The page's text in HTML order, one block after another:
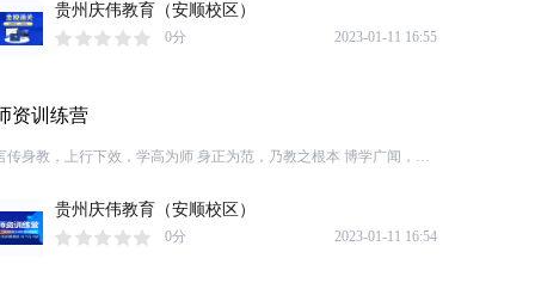
贵州庆伟教育（安顺校区）
0分 2023-01-11 16:55
资训练营
传身教，上行下效，学高为师 身正为范，乃教之根本 博学广闻，学
天的 庆伟教育十月《师资训练营》圆满结束啦！ 庆伟教育 以财会培
为主线，深入开展财税财商培训，形成了培训、实训、实习、就
、企业财法税服务等闭环培训生态圈。目前教职员工200余人，教师
贵州庆伟教育（安顺校区）
0分 2023-01-11 16:54